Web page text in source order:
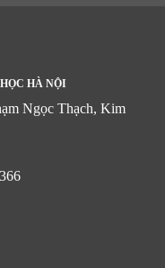
HÀ NỘI
Ngọc Thạch, Kim